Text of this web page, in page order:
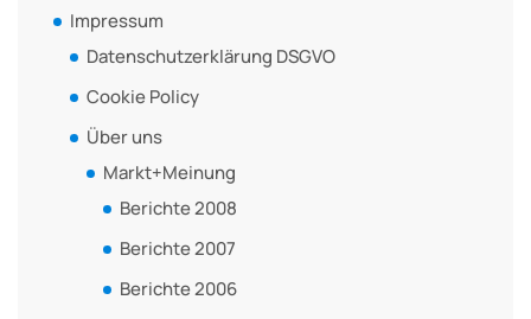
Impressum
Datenschutzerklärung DSGVO
Cookie Policy
Über uns
Markt+Meinung
Berichte 2008
Berichte 2007
Berichte 2006